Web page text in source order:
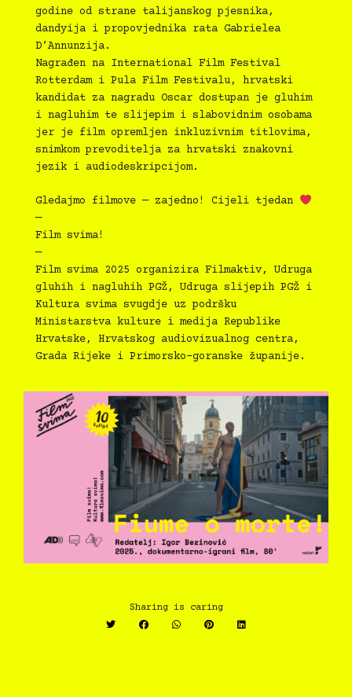
godine od strane talijanskog pjesnika,
dandyija i propovjednika rata Gabrielea
D’Annunzija.
Nagrađen na International Film Festival
Rotterdam i Pula Film Festivalu, hrvatski
kandidat za nagradu Oscar dostupan je gluhim
i nagluhim te slijepim i slabovidnim osobama
jer je film opremljen inkluzivnim titlovima,
snimkom prevoditelja za hrvatski znakovni
jezik i audiodeskripcijom.
Gledajmo filmove — zajedno! Cijeli tjedan
—
Film svima!
—
Film svima 2025 organizira Filmaktiv, Udruga
gluhih i nagluhih PGŽ, Udruga slijepih PGŽ i
Kultura svima svugdje uz podršku
Ministarstva kulture i medija Republike
Hrvatske, Hrvatskog audiovizualnog centra,
Grada Rijeke i Primorsko-goranske županije.
Sharing is caring